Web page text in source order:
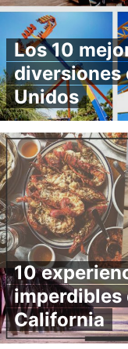
Los 10
diversiones
Unidos
10
imperdibles
California